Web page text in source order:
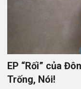
EP “Rối” của
Trống, Nói!